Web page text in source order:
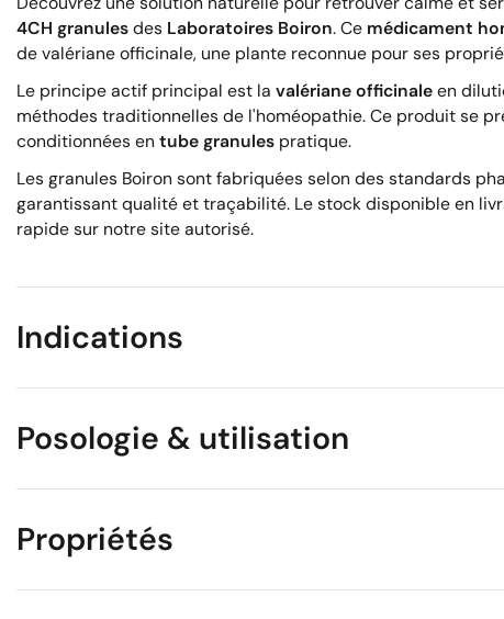
4CH granulesdes Laboratoires Boiron. Ce médicament
de valériane officinale, une plante reconnue pour ses
Le principe actif principal est la valériane officinaleen
méthodes traditionnelles de l'homéopathie. Ce produit se
conditionnées en tube granules pratique.
Les granules Boiron sont fabriquées selon des standards
garantissant qualité et traçabilité. Le stock disponible en
rapide sur notre site autorisé.
Indications
Posologie & utilisation
Propriétés